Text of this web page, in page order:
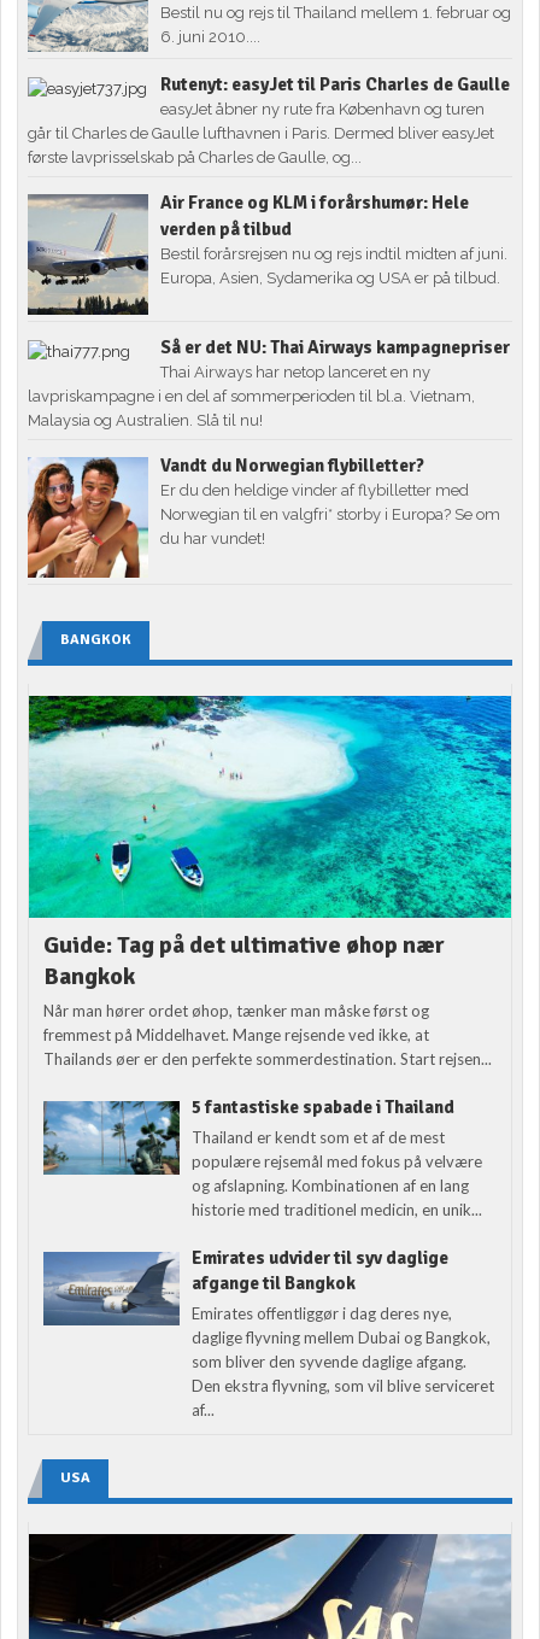
Bestil nu og rejs til Thailand mellem 1. februar og
6. juni 2010....
Rutenyt: easyJet til Paris Charles de Gaulle
easyJet åbner ny rute fra København og turen
går til Charles de Gaulle lufthavnen i Paris. Dermed bliver easyJet
første lavprisselskab på Charles de Gaulle, og...
Air France og KLM i forårshumør: Hele
verden på tilbud
Bestil forårsrejsen nu og rejs indtil midten af juni.
Europa, Asien, Sydamerika og USA er på tilbud.
Så er det NU: Thai Airways kampagnepriser
Thai Airways har netop lanceret en ny
lavpriskampagne i en del af sommerperioden til bl.a. Vietnam,
Malaysia og Australien. Slå til nu!
Vandt du Norwegian flybilletter?
Er du den heldige vinder af flybilletter med
Norwegian til en valgfri* storby i Europa? Se om
du har vundet!
BANGKOK
Guide: Tag på det ultimative øhop nær
Bangkok
Når man hører ordet øhop, tænker man måske først og
fremmest på Middelhavet. Mange rejsende ved ikke, at
Thailands øer er den perfekte sommerdestination. Start rejsen...
5 fantastiske spabade i Thailand
Thailand er kendt som et af de mest
populære rejsemål med fokus på velvære
og afslapning. Kombinationen af en lang
historie med traditionel medicin, en unik...
Emirates udvider til syv daglige
afgange til Bangkok
Emirates offentliggør i dag deres nye,
daglige flyvning mellem Dubai og Bangkok,
som bliver den syvende daglige afgang.
Den ekstra flyvning, som vil blive serviceret
af...
USA